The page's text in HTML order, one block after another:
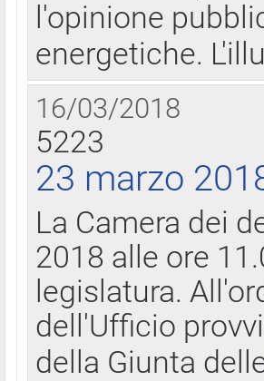
l'opinione
energetiche.
16/03/2018
5223
23 marzo
La Camera dei
2018 alle ore
legislatura.
dell'Ufficio
della Giunta